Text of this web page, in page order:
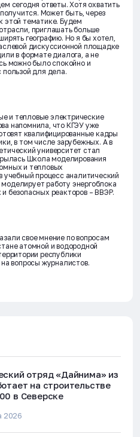
сегодня ответы. Хотя охватить
Может быть, через
этой тематике. Будем
приглашать больше
географию. Но я бы хотел,
дискуссионной площадке
в формате диалога, а не
можно было спокойно и
пользой для дела.
и тепловые электрические
напомнила, что КГЭУ уже
квалифицированные кадры
в том числе зарубежных. А в
университет стал
Школа моделирования
и тепловых
учебный процесс аналитический
работу энергоблока
безопасных реакторов – ВВЭР.
свое мнение по вопросам
атомной и водородной
республики
вопросы журналистов.
отряд «Дайнима» из
на строительстве
в Северске
2026